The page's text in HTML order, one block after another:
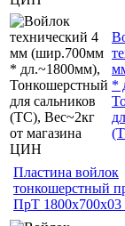
*
Пластина войлок
тонкошерстный
ПрТ